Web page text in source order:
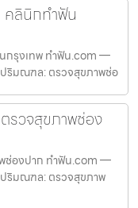
ลินิกทำฟัน
กรุงเทพ ทำฟัน.com —
ริมณฑล: ตรวจสุขภาพช่อ
รวจสุขภาพช่อง
ช่องปาก ทำฟัน.com —
ริมณฑล: ตรวจสุขภาพ